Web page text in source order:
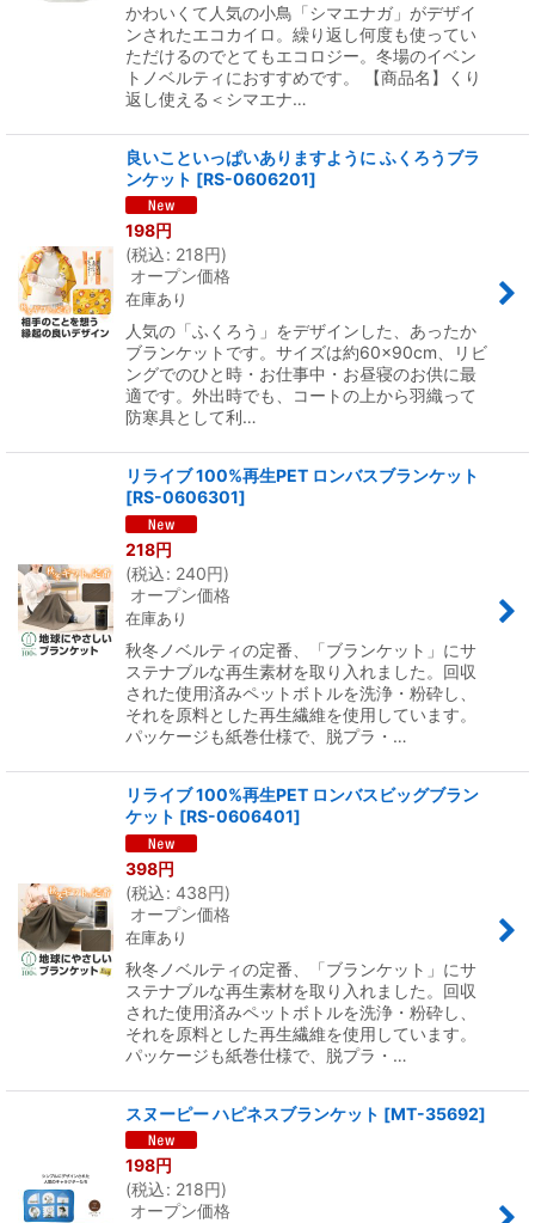
かわいくて人気の小鳥「シマエナガ」がデザイ
ンされたエコカイロ。繰り返し何度も使ってい
ただけるのでとてもエコロジー。冬場のイベン
トノベルティにおすすめです。 【商品名】くり
返し使える＜シマエナ…
良いこといっぱいありますように ふくろうブラ
ンケット [RS-0606201]
198円
(税込: 218円)
オープン価格
在庫あり
人気の「ふくろう」をデザインした、あったか
ブランケットです。サイズは約60×90cm、リビ
ングでのひと時・お仕事中・お昼寝のお供に最
適です。外出時でも、コートの上から羽織って
防寒具として利…
リライブ 100%再生PET ロンバスブランケット
[RS-0606301]
218円
(税込: 240円)
オープン価格
在庫あり
秋冬ノベルティの定番、「ブランケット」にサ
ステナブルな再生素材を取り入れました。回収
された使用済みペットボトルを洗浄・粉砕し、
それを原料とした再生繊維を使用しています。
パッケージも紙巻仕様で、脱プラ・…
リライブ 100%再生PET ロンバスビッグブラン
ケット [RS-0606401]
398円
(税込: 438円)
オープン価格
在庫あり
秋冬ノベルティの定番、「ブランケット」にサ
ステナブルな再生素材を取り入れました。回収
された使用済みペットボトルを洗浄・粉砕し、
それを原料とした再生繊維を使用しています。
パッケージも紙巻仕様で、脱プラ・…
スヌーピー ハピネスブランケット [MT-35692]
198円
(税込: 218円)
オープン価格